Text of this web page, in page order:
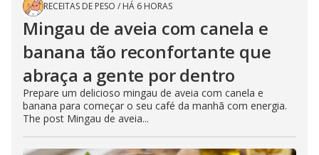
RECEITAS DE PESO / HÁ 6 HORAS
Mingau de aveia com canela e
banana tão reconfortante que
abraça a gente por dentro
Prepare um delicioso mingau de aveia com canela e
banana para começar o seu café da manhã com energia.
The post Mingau de aveia...